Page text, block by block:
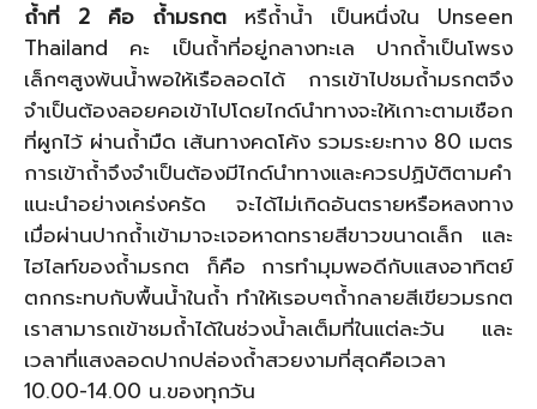
ถ้ำที่ 2 คือ ถ้ำมรกต หรืถ้ำน้ำ เป็นหนึ่งใน Unseen
Thailand คะ เป็นถ้ำที่อยู่กลางทะเล ปากถ้ำเป็นโพรง
เล็กๆสูงพ้นน้ำพอให้เรือลอดได้ การเข้าไปชมถ้ำมรกตจึง
จำเป็นต้องลอยคอเข้าไปโดยไกด์นำทางจะให้เกาะตามเชือก
ที่ผูกไว้ ผ่านถ้ำมืด เส้นทางคดโค้ง รวมระยะทาง 80 เมตร
การเข้าถ้ำจึงจำเป็นต้องมีไกด์นำทางและควรปฏิบัติตามคำ
แนะนำอย่างเคร่งครัด จะได้ไม่เกิดอันตรายหรือหลงทาง
เมื่อผ่านปากถ้ำเข้ามาจะเจอหาดทรายสีขาวขนาดเล็ก และ
ไฮไลท์ของถ้ำมรกต ก็คือ การทำมุมพอดีกับแสงอาทิตย์
ตกกระทบกับพื้นน้ำในถ้ำ ทำให้เรอบๆถ้ำกลายสีเขียวมรกต
เราสามารถเข้าชมถ้ำได้ในช่วงน้ำลเต็มที่ในแต่ละวัน และ
เวลาที่แสงลอดปากปล่องถ้ำสวยงามที่สุดคือเวลา
10.00-14.00 น.ของทุกวัน